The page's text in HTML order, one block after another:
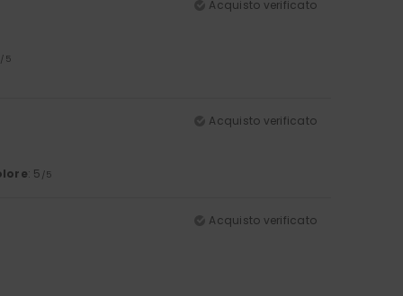
Acquisto verificato
/5
Acquisto verificato
: 5 /5
Acquisto verificato